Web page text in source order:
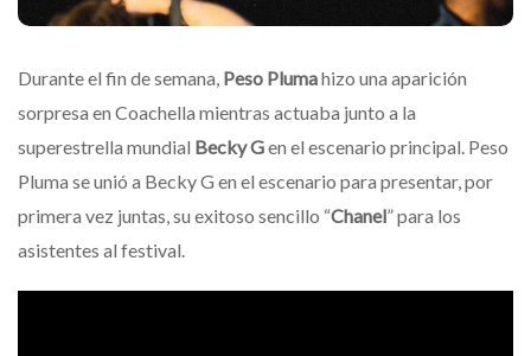
Durante el fin de semana, Peso Plumahizo una aparición
sorpresa en Coachella mientras actuaba junto a la
superestrella mundial Becky Gen el escenario principal. Peso
Pluma se unió a Becky G en el escenario para presentar, por
primera vez juntas, su exitoso sencillo “Chanel” para los
asistentes al festival.